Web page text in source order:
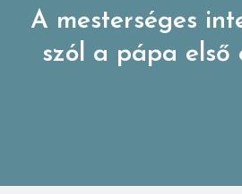
A mesterséges
szól a pápa első